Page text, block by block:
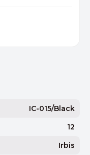
IC-015/Black
12
Irbis